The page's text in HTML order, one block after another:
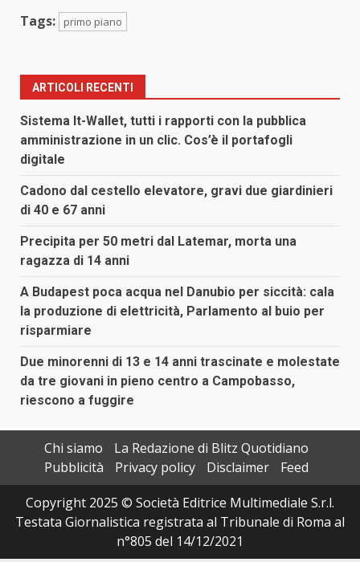
Tags: primo piano
ARTICOLI RECENTI
Sistema It-Wallet, tutti i rapporti con la pubblica
amministrazione in un clic. Cos’è il portafogli
digitale
Cadono dal cestello elevatore, gravi due giardinieri
di 40 e 67 anni
Precipita per 50 metri dal Latemar, morta una
ragazza di 14 anni
A Budapest poca acqua nel Danubio per siccità: cala
la produzione di elettricità, Parlamento al buio per
risparmiare
Due minorenni di 13 e 14 anni trascinate e molestate
da tre giovani in pieno centro a Campobasso,
riescono a fuggire
Chi siamo
La Redazione di Blitz Quotidiano
Pubblicità
Privacy policy Disclaimer
Feed
Copyright 2025 © Società Editrice Multimediale S.r.l.
Testata Giornalistica registrata al Tribunale di Roma al
n°805 del 14/12/2021